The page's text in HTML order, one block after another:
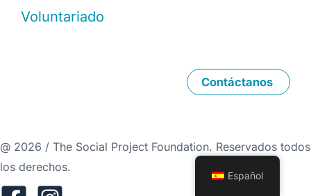
Voluntariado
Contáctanos
@ 2026 / The Social Project Foundation. Reservados todos
los derechos.
Español